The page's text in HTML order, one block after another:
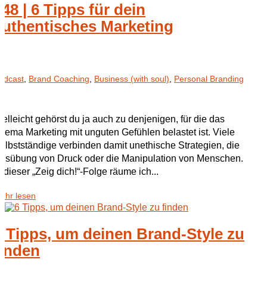
| 6 Tipps für dein
Marketing
, Brand Coaching, Business (with soul), Personal Branding
gehörst du ja auch zu denjenigen, für die das
Marketing mit unguten Gefühlen belastet ist. Viele
verbinden damit unethische Strategien, die
von Druck oder die Manipulation von Menschen.
dieser „Zeig dich!“-Folge räume ich...
lesen
Tipps, um deinen Brand-Style zu